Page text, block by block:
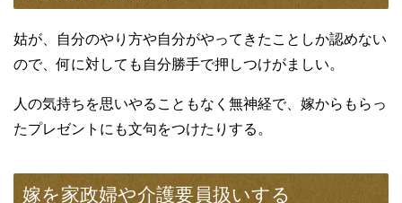
姑が、自分のやり方や自分がやってきたことしか認めない
ので、何に対しても自分勝手で押しつけがましい。
人の気持ちを思いやることもなく無神経で、嫁からもらっ
たプレゼントにも文句をつけたりする。
嫁を家政婦や介護要員扱いする